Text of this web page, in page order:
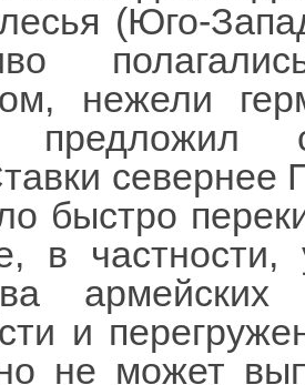
(Юго-
нежели
предложил
севернее
быстро
в частности,
и
не может